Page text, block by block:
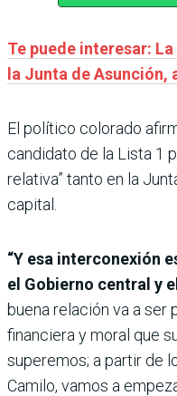
Te puede interesar:
la Junta de Asunción,
El político colorado
candidato de la Lista 1
relativa” tanto en la
capital.
“Y esa interconexión
el Gobierno central y
buena relación va a ser
financiera y moral que
superemos; a partir de
Camilo, vamos a